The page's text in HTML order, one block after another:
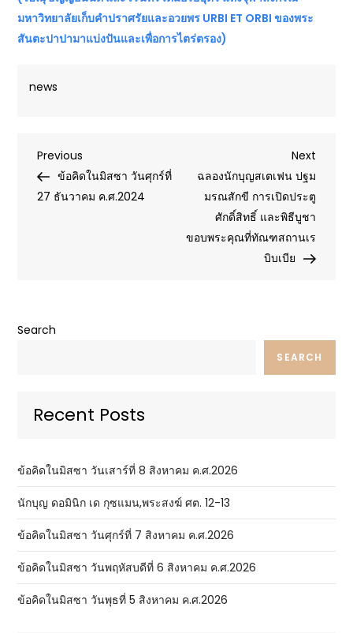
มหาวิทยาลัยเก็บคำปราศรัยและอวยพร URBI ET ORBI ของพระ
สันตะปาปามาแบ่งปันและเพื่อการไตร่ตรอง)
news
Post
navigation
Previous
Post
Previous
ข้อคิดในมิสซา วันศุกร์ที่
27 ธันวาคม ค.ศ.2024
Next
Post
Next
ฉลองนักบุญสเตเฟน ปฐม
มรณสักขี การเปิดประตู
ศักดิ์สิทธิ์ และพิธีบูชา
ขอบพระคุณที่ทัณฑสถานเร
บิบเบีย
Search
SEARCH
Recent Posts
ข้อคิดในมิสซา วันเสาร์ที่ 8 สิงหาคม ค.ศ.2026
นักบุญ ดอมินิก เด กุซแมน,พระสงฆ์ ศต. 12-13
ข้อคิดในมิสซา วันศุกร์ที่ 7 สิงหาคม ค.ศ.2026
ข้อคิดในมิสซา วันพฤหัสบดีที่ 6 สิงหาคม ค.ศ.2026
ข้อคิดในมิสซา วันพุธที่ 5 สิงหาคม ค.ศ.2026